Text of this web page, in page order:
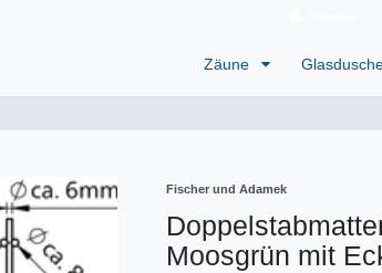
Zäune
Fischer und Adamek
Moosgrün mit